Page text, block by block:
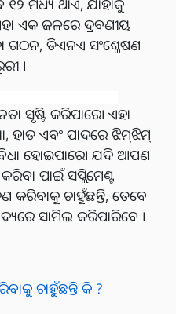
ମଧ୍ୟ ଥାଏ, ଯାହାକୁ
ଏକ ଜଳରେ ଦ୍ରବଣୀୟ
ଗଠନ, ଡିଏନଏ ସଂଶ୍ଳେଷଣ
।
ସୃଷ୍ଟି କରିପାରେ। ଏହା
ହାତ ଏବଂ ପାଦରେ ଝିମ୍‌ଝିମ୍‌
ହୋଇପାରେ। ଯଦି ଆପଣ
ପାଇଁ ସପ୍ଲିମେଣ୍ଟ
ଚାହୁଁଛନ୍ତି, ତେବେ
ସାମିଲ କରିପାରିବେ ।
ଚାହୁଁଛନ୍ତି କି ?